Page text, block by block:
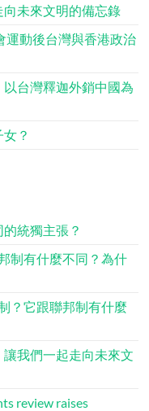
向未來文明的備忘錄
運動後台灣與香港政治
台灣釋迦外銷中國為
？
統獨主張？
制有什麼不同？為什
？它跟聯邦制有什麼
讓我們一起走向未來文
review raises